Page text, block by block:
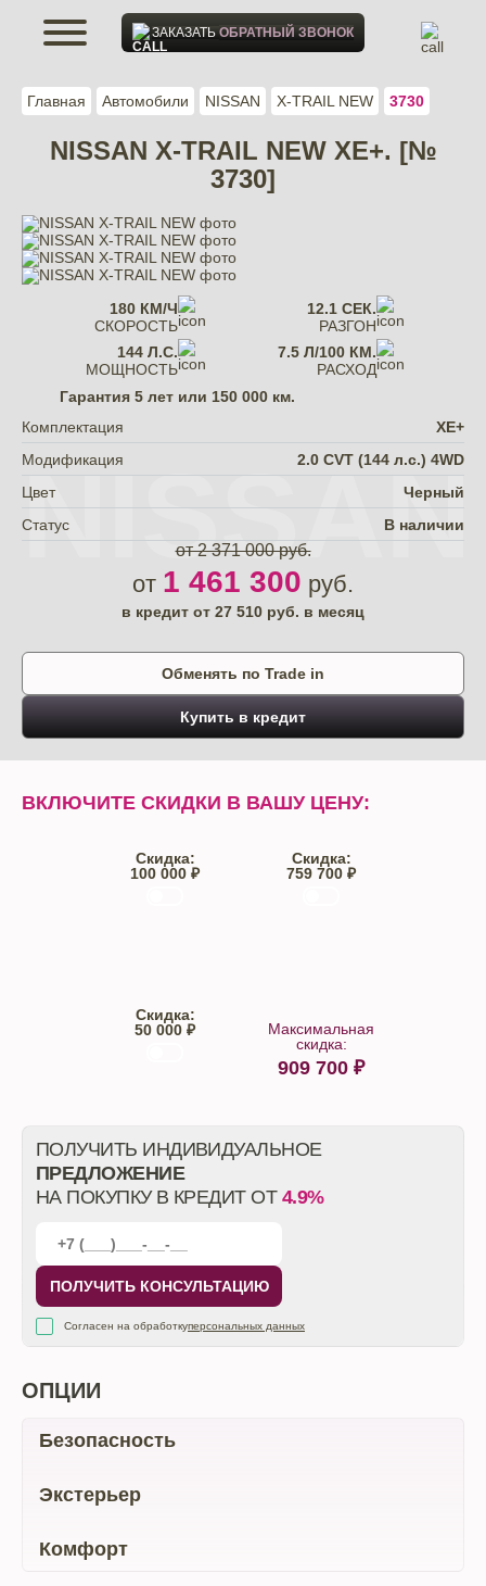
Главная Автомобили NISSAN X-TRAIL NEW 3730
NISSAN X-TRAIL NEW XE+. [№
3730]
NISSAN
Гарантия 5 лет или 150 000 км.
Комплектация
XE+
Модификация
2.0 CVT (144 л.с.) 4WD
Цвет
Черный
Статус
В наличии
от 2 371 000 руб.
от 1 461 300 руб.
в кредит от 27 510 руб. в месяц
180 КМ/Ч
СКОРОСТЬ
12.1 СЕК.
РАЗГОН
144 Л.С.
МОЩНОСТЬ
7.5 Л/100 КМ.
РАСХОД
Обменять по Trade in
Купить в кредит
ВКЛЮЧИТЕ СКИДКИ В ВАШУ ЦЕНУ:
Скидка:
100 000 ₽
Скидка:
759 700 ₽
Скидка:
50 000 ₽
Максимальная
скидка:
909 700 ₽
ПОЛУЧИТЬ ИНДИВИДУАЛЬНОЕ
ПРЕДЛОЖЕНИЕ
НА ПОКУПКУ В КРЕДИТ ОТ 4.9%
ПОЛУЧИТЬ КОНСУЛЬТАЦИЮ
Согласен на обработкуперсональных данных
ОПЦИИ
Безопасность
Экстерьер
Комфорт
ЗАКАЗАТЬОБРАТНЫЙ ЗВОНОК